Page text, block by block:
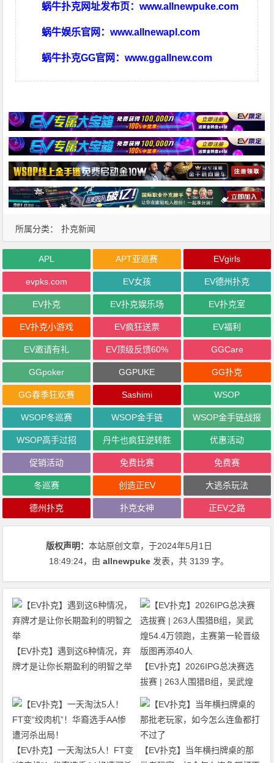
蜗牛扑克网址发布页：www.allnewpuke.com
蜗牛娱乐官网：www.allnewapl.com
蜗牛扑克GG官网：www.ggallnew.com
所属分类： 扑克新闻
APL APT亚巡赛 EVgirls
evpks.com EV女孩 EV德州扑克
EV扑克 EV扑克娱乐场 EV扑克室
EV扑克小游戏 EV疯狂送票 EV福利
EV邀请有礼 EV顶级反馈60% GGCare
GGpoker GGPUKE GG扑克
GG春季狂欢赛 Sashimi WSOP
WSOP冬巡赛 WSOP金手链 WSOP金手链战报
WSOP高手过招 丹牛也疯狂逆转胜 优惠活动
促销活动 免费比赛 免费赛
冬巡赛 创造正EV 大逃杀玩法
德州扑克 扑克女神 正EV之路
版权声明：本站原创文章，于2024年5月1日
18:49:24，由allnewpuke 发表，共 3139 字。
【EV扑克】遇到这6种情况，弃
牌才是让你长期盈利的明智之举
【EV扑克】2026IPG总决赛选
拔赛 | 263人围猎B组，吴武煌
54.4万领跑，主赛第一轮晋级版
【EV扑克】一天淘汰5人！FT变
【EV扑克】当年横扫牌桌的那